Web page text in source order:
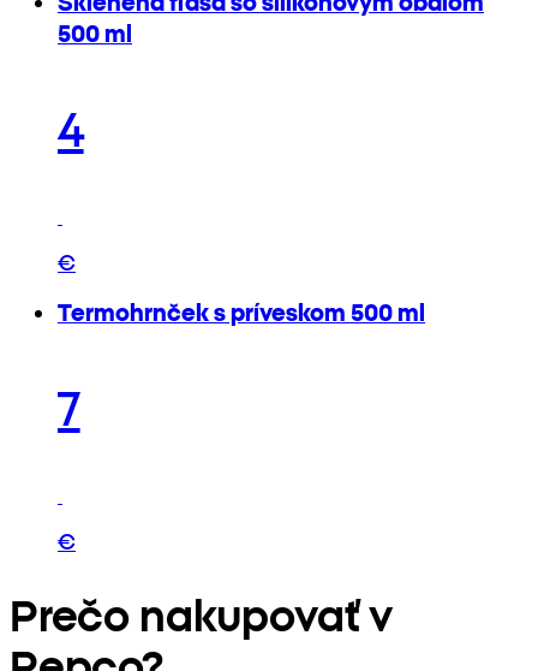
500 ml
4
€
Termohrnček s príveskom 500 ml
7
€
Prečo nakupovať v